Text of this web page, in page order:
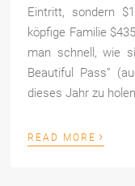
Eintritt, sondern
köpfige Familie
man schnell, wie
Beautiful Pass”
dieses Jahr zu
READ MORE ›